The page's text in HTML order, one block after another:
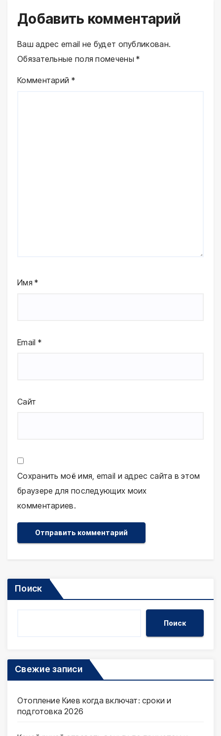
Добавить комментарий
Ваш адрес email не будет опубликован.
Обязательные поля помечены*
Комментарий *
Имя*
Email *
Сайт
Сохранить моё имя, email и адрес сайта в этом
браузере для последующих моих
комментариев.
Поиск
Поиск
Свежие записи
Отопление Киев когда включат: сроки и
подготовка 2026